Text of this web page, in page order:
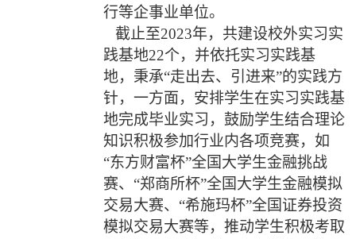
行等企事业单位。
截止至2023年，共建设校外实习实
践基地22个，并依托实习实践基
地，秉承“走出去、引进来”的实践方
针，一方面，安排学生在实习实践基
地完成毕业实习，鼓励学生结合理论
知识积极参加行业内各项竞赛，如
“东方财富杯”全国大学生金融挑战
赛、“郑商所杯”全国大学生金融模拟
交易大赛、“希施玛杯”全国证券投资
模拟交易大赛等，推动学生积极考取